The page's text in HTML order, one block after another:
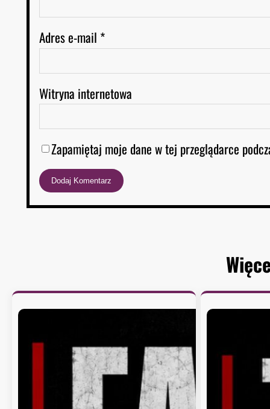
Adres e-mail *
Witryna internetowa
Zapamiętaj moje dane w tej przeglądarce